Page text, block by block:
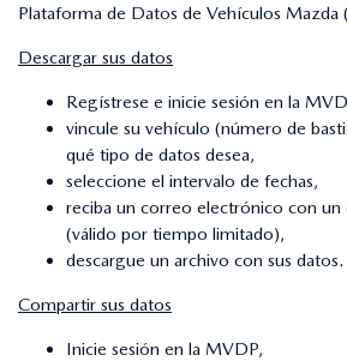
Plataforma de Datos de Vehículos Mazda
Descargar sus datos
Regístrese e inicie sesión en la
vincule su vehículo (número de
qué tipo de datos desea,
seleccione el intervalo de fechas,
reciba un correo electrónico con un
(válido por tiempo limitado),
descargue un archivo con sus datos.
Compartir sus datos
Inicie sesión en la MVDP,